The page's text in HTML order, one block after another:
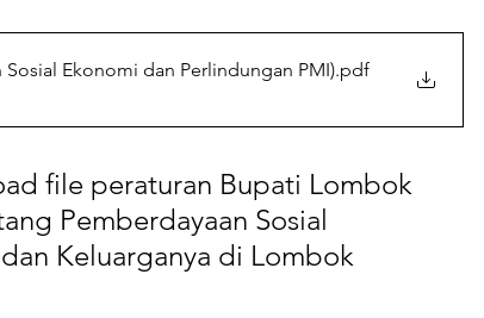
Sosial Ekonomi dan Perlindungan PMI).pdf
file peraturan Bupati Lombok
Pemberdayaan Sosial
Keluarganya di Lombok